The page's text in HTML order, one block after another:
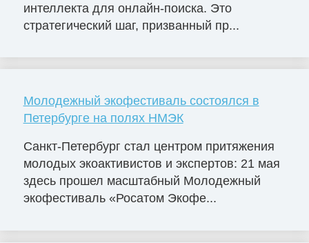
интеллекта для онлайн-поиска. Это
стратегический шаг, призванный пр...
Молодежный экофестиваль состоялся в
Петербурге на полях НМЭК
Санкт-Петербург стал центром притяжения
молодых экоактивистов и экспертов: 21 мая
здесь прошел масштабный Молодежный
экофестиваль «Росатом Экофе...